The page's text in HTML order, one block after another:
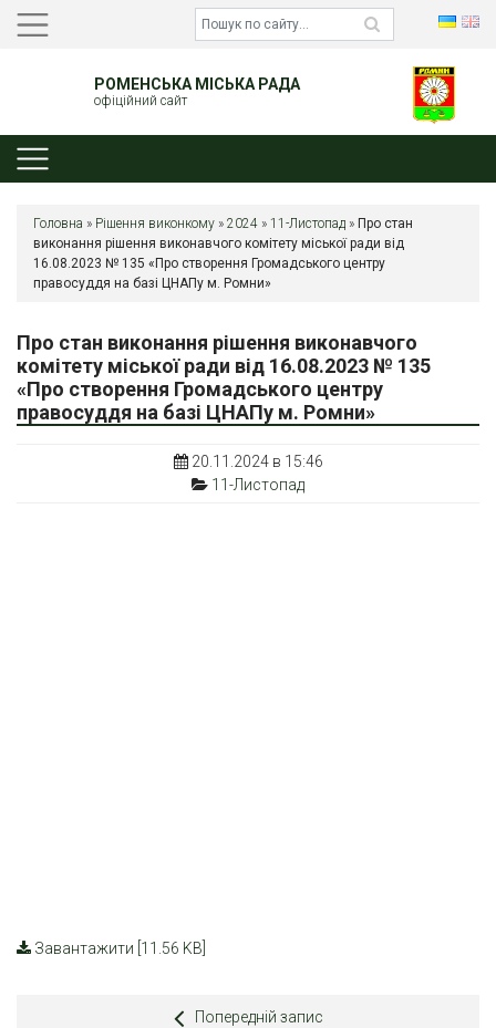
РОМЕНСЬКА МІСЬКА РАДА
офіційний сайт
Головна » Рішення виконкому » 2024 » 11-Листопад » Про стан
виконання рішення виконавчого комітету міської ради від
16.08.2023 № 135 «Про створення Громадського центру
правосуддя на базі ЦНАПу м. Ромни»
Про стан виконання рішення виконавчого
комітету міської ради від 16.08.2023 № 135
«Про створення Громадського центру
правосуддя на базі ЦНАПу м. Ромни»
20.11.2024 в 15:46
11-Листопад
Завантажити [11.56 KB]
Попередній запис